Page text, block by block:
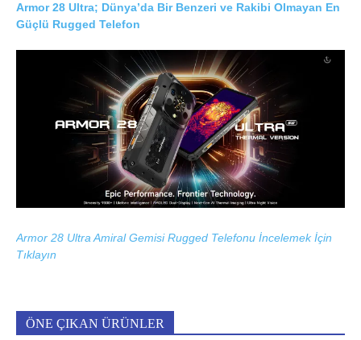
Armor 28 Ultra; Dünya’da Bir Benzeri ve Rakibi Olmayan En
Güçlü Rugged Telefon
Armor 28 Ultra Amiral Gemisi Rugged Telefonu İncelemek İçin
Tıklayın
ÖNE ÇIKAN ÜRÜNLER